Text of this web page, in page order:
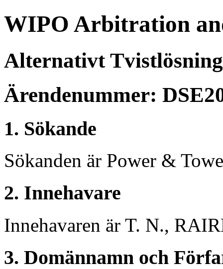
WIPO Arbitration
Alternativt
Ärendenummer:
1. Sökande
Sökanden är Power &
2. Innehavare
Innehavaren är T. N.,
3. Domännamn och